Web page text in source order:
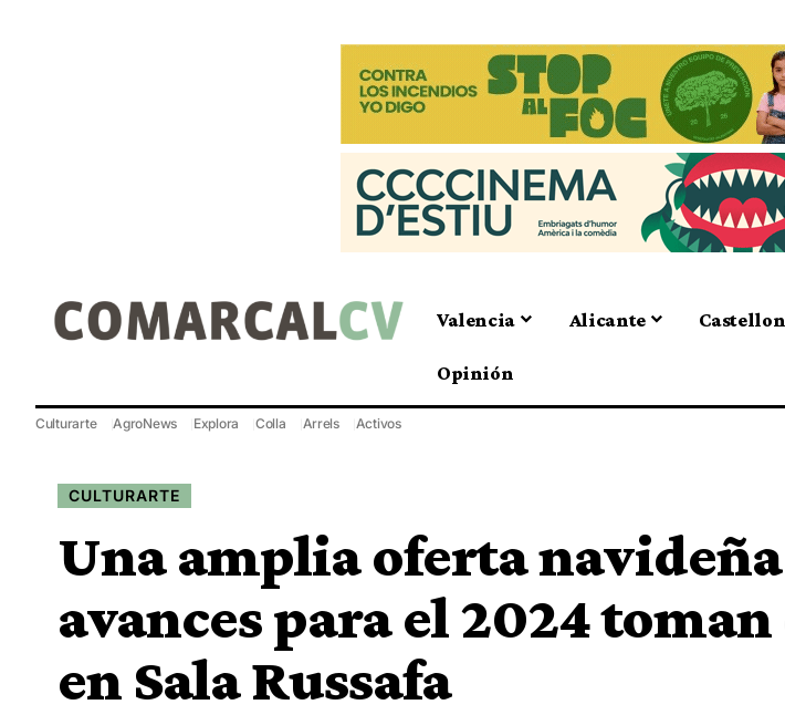
Valencia Alicante Castellon
Opinión
Culturarte AgroNews Explora Colla Arrels Activos
CULTURARTE
Una amplia oferta
avances para el 2024
en Sala Russafa